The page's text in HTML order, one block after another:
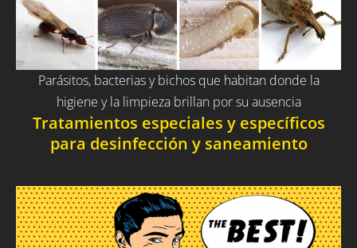
Parásitos, bacterias y bichos que habitan donde la
higiene y la limpieza brillan por su ausencia
Tratamientos especiales y específicos
para desinfección y saneamiento